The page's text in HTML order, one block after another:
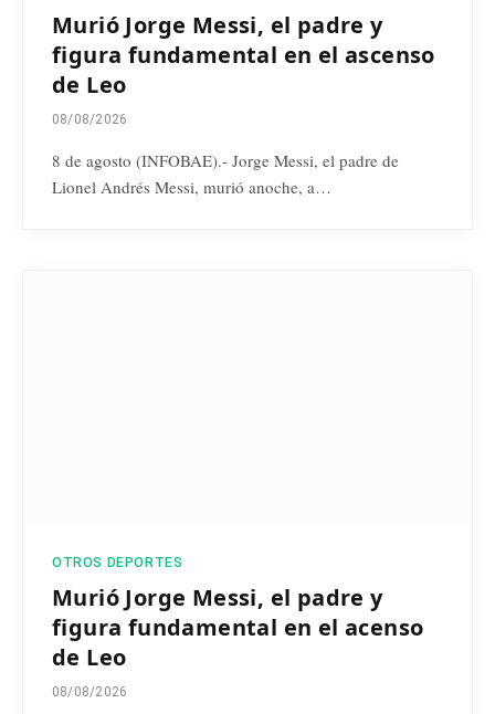
Murió Jorge Messi, el padre y
figura fundamental en el ascenso
de Leo
08/08/2026
8 de agosto (INFOBAE).- Jorge Messi, el padre de
Lionel Andrés Messi, murió anoche, a…
OTROS DEPORTES
Murió Jorge Messi, el padre y
figura fundamental en el acenso
de Leo
08/08/2026